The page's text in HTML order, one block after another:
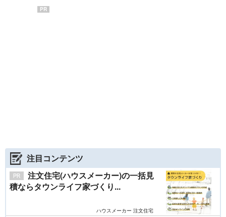
PR
注目コンテンツ
注文住宅(ハウスメーカー)の一括見
積ならタウンライフ家づくり...
ハウスメーカー 注文住宅